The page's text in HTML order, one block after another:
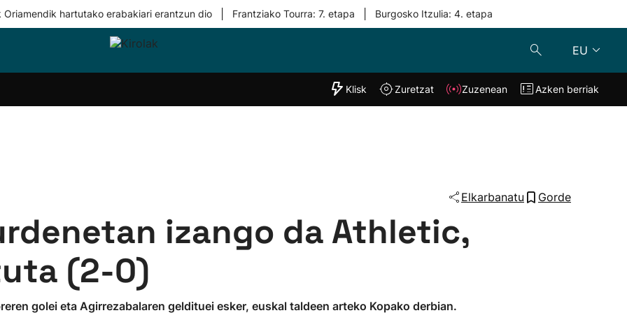
Oriamendik hartutako erabakiari erantzun dio Frantziako Tourra: 7. etapa Burgosko Itzulia: 4. etapa
EU
Taldeak
"Helmuga"
Klisk Zuzenean
Klisk Zuretzat Zuzenean Azken berriak
Elkarbanatu Gorde
izango da Athletic,
(2-0)
golei eta Agirrezabalaren geldituei esker, euskal taldeen arteko Kopako derbian.